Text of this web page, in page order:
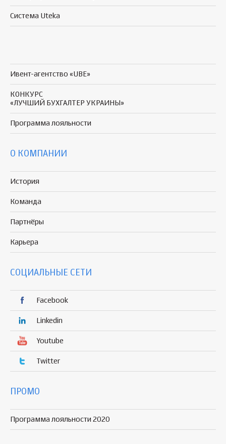
Система Uteka
Ивент-агентство «UBE»
КОНКУРС
«ЛУЧШИЙ БУХГАЛТЕР УКРАИНЫ»
Программа лояльности
О КОМПАНИИ
История
Команда
Партнёры
Карьера
СОЦИАЛЬНЫЕ СЕТИ
Facebook
Linkedin
Youtube
Twitter
ПРОМО
Программа лояльности 2020